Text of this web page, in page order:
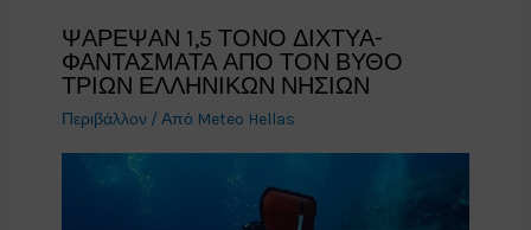
ΨΑΡΕΨΑΝ 1,5 ΤΟΝΟ ΔΙΧΤΥΑ-
ΦΑΝΤΑΣΜΑΤΑ ΑΠΟ ΤΟΝ ΒΥΘΟ
ΤΡΙΩΝ ΕΛΛΗΝΙΚΩΝ ΝΗΣΙΩΝ
Περιβάλλον/ Από Meteo Hellas